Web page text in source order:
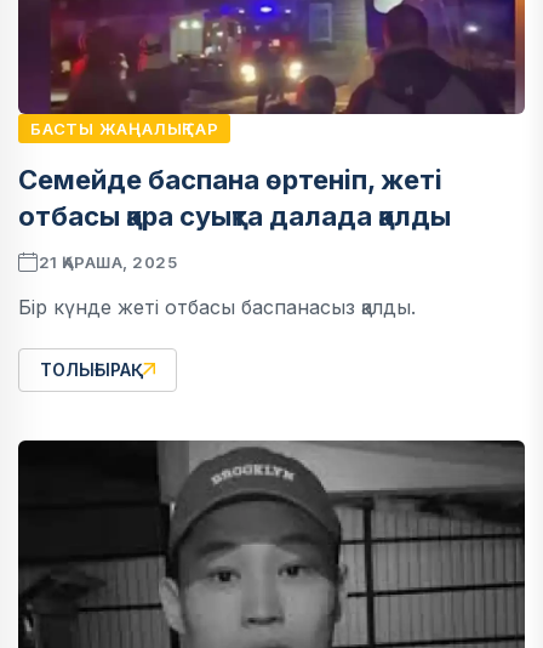
БАСТЫ ЖАҢАЛЫҚТАР
Семейде баспана өртеніп, жеті
отбасы қара суықта далада қалды
21 ҚАРАША, 2025
Бір күнде жеті отбасы баспанасыз қалды.
ТОЛЫҒЫРАҚ